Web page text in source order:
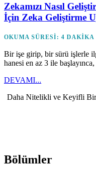
Zekamızı Nasıl
İçin Zeka Geliştirme
OKUMA SÜRESI: 4 DAKIKA
Bir işe girip, bir sürü işlerle
hanesi en az 3 ile
DEVAMI...
Daha Nitelikli ve Keyifli
Bölümler